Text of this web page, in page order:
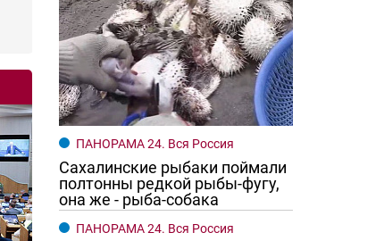
женщины? Ростовчане смотрите в оба
ПАНОРАМА 24. Вся Россия
Сахалинские рыбаки поймали
полтонны редкой рыбы-фугу,
она же - рыба-собака
ПАНОРАМА 24. Вся Россия